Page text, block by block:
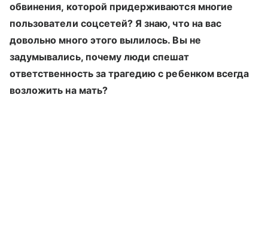
обвинения, которой придерживаются многие
пользователи соцсетей? Я знаю, что на вас
довольно много этого вылилось. Вы не
задумывались, почему люди спешат
ответственность за трагедию с ребенком всегда
возложить на мать?